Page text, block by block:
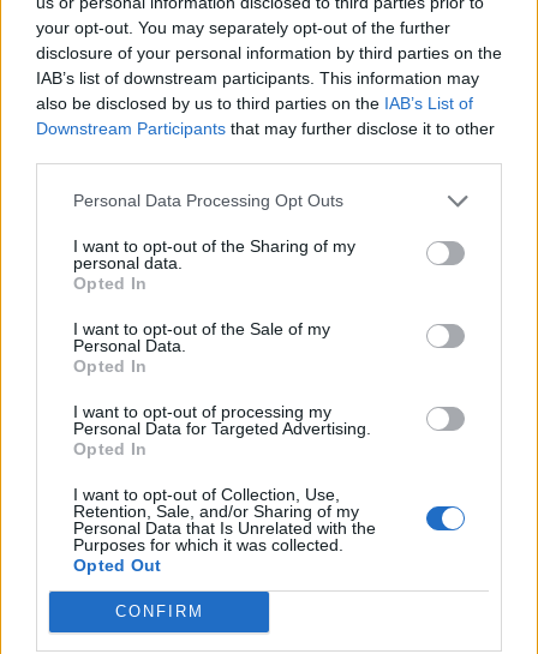
your opt-out. You may separately opt-out of the further
disclosure of your personal information by third parties on the
IAB’s list of downstream participants. This information may
also be disclosed by us to third parties on the IAB’s List of
Downstream Participants that may further disclose it to other
Personal Data Processing Opt Outs
I want to opt-out of the Sharing of my
personal data.
Opted In
I want to opt-out of the Sale of my
Personal Data.
Opted In
I want to opt-out of processing my
Personal Data for Targeted Advertising.
Opted In
I want to opt-out of Collection, Use,
Retention, Sale, and/or Sharing of my
Personal Data that Is Unrelated with the
Purposes for which it was collected.
Opted Out
CONFIRM